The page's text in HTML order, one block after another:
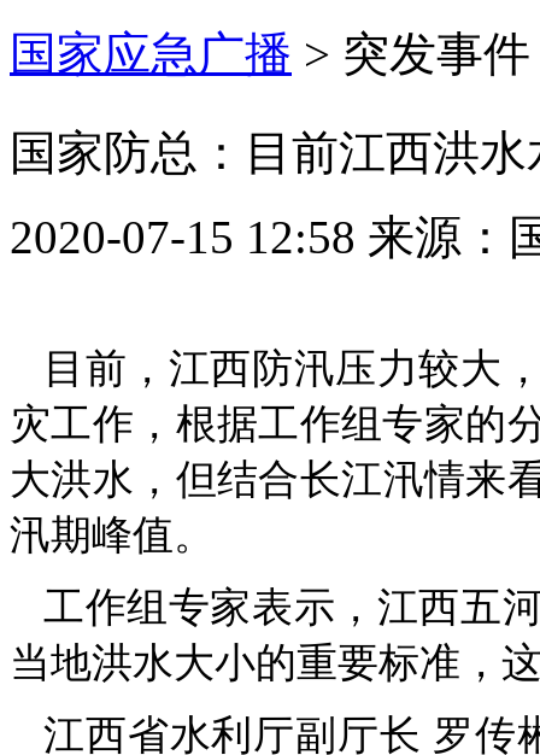
国家应急广播 > 突发事件
国家防总：目前江西洪
2020-07-15 12:58 来源：
目前，江西防汛压力较大
灾工作，根据工作组专家的
大洪水，但结合长江汛情来
汛期峰值。
工作组专家表示，江西五
当地洪水大小的重要标准，
江西省水利厅副厅长 罗传